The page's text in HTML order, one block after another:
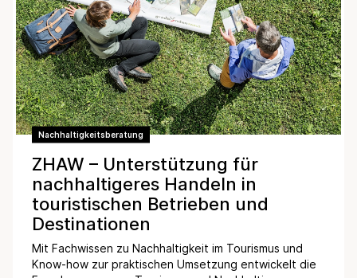
Nachhaltigkeitsberatung
ZHAW – Unterstützung für
nachhaltigeres Handeln in
touristischen Betrieben und
Destinationen
Mit Fachwissen zu Nachhaltigkeit im Tourismus und
Know-how zur praktischen Umsetzung entwickelt die